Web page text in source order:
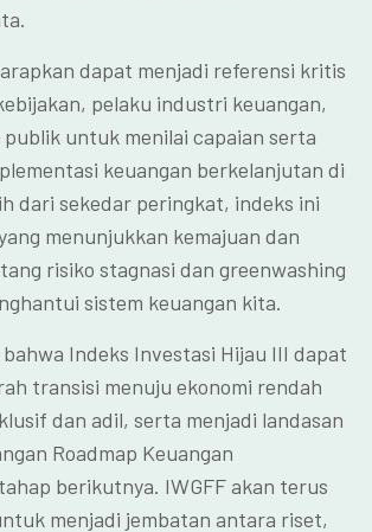
dapat menjadi referensi kritis
pelaku industri keuangan,
publik untuk menilai capaian serta
keuangan berkelanjutan di
dari sekedar peringkat, indeks ini
menunjukkan kemajuan dan
risiko stagnasi dan greenwashing
sistem keuangan kita.
Indeks Investasi Hijau III dapat
transisi menuju ekonomi rendah
dan adil, serta menjadi landasan
Roadmap Keuangan
berikutnya. IWGFF akan terus
menjadi jembatan antara riset,